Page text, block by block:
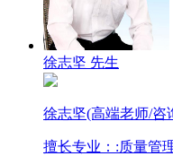
徐志坚 先生
徐志坚(高端老师/咨
擅长专业： :质量管